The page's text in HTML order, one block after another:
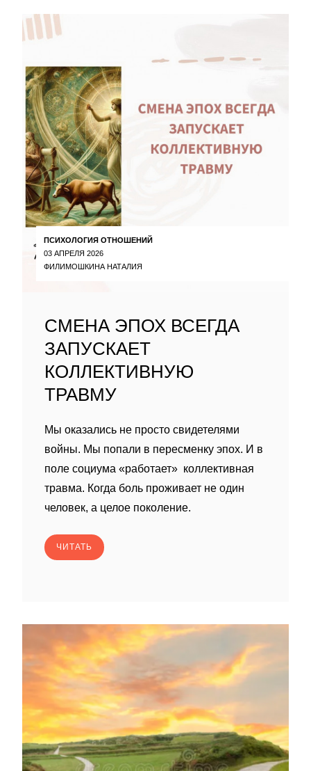
ПСИХОЛОГИЯ ОТНОШЕНИЙ
03 АПРЕЛЯ 2026
ФИЛИМОШКИНА НАТАЛИЯ
СМЕНА ЭПОХ ВСЕГДА
ЗАПУСКАЕТ
КОЛЛЕКТИВНУЮ
ТРАВМУ
Мы оказались не просто свидетелями
войны. Мы попали в пересменку эпох. И в
поле социума «работает» коллективная
травма. Когда боль проживает не один
человек, а целое поколение.
ЧИТАТЬ